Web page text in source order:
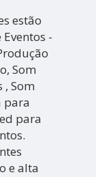
estão
-
Som
, Som
para
para
e alta